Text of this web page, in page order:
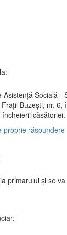
Asistenţă Socială -
Buzeşti, nr. 6,
căsătoriei.
proprie răspundere
primarului și se va